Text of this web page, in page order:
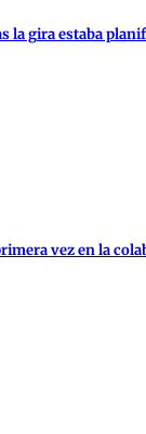
la gira estaba
vez en la